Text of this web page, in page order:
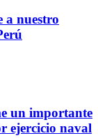
a nuestro
un importante
ejercicio naval